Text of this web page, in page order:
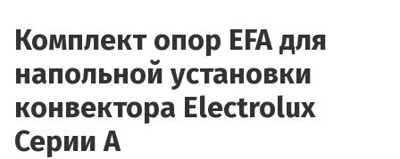
Комплект опор EFA для
напольной установки
конвектора Electrolux
Серии А